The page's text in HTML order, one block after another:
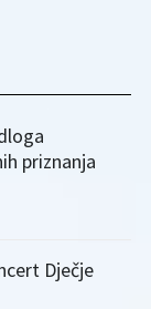
priznanja
Dječje